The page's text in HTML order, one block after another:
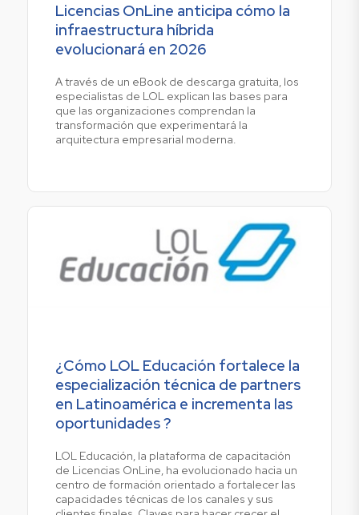
Licencias OnLine anticipa cómo la
infraestructura híbrida
evolucionará en 2026
A través de un eBook de descarga gratuita, los
especialistas de LOL explican las bases para
que las organizaciones comprendan la
transformación que experimentará la
arquitectura empresarial moderna.
¿Cómo LOL Educación fortalece la
especialización técnica de partners
en Latinoamérica e incrementa las
oportunidades ?
LOL Educación, la plataforma de capacitación
de Licencias OnLine, ha evolucionado hacia un
centro de formación orientado a fortalecer las
capacidades técnicas de los canales y sus